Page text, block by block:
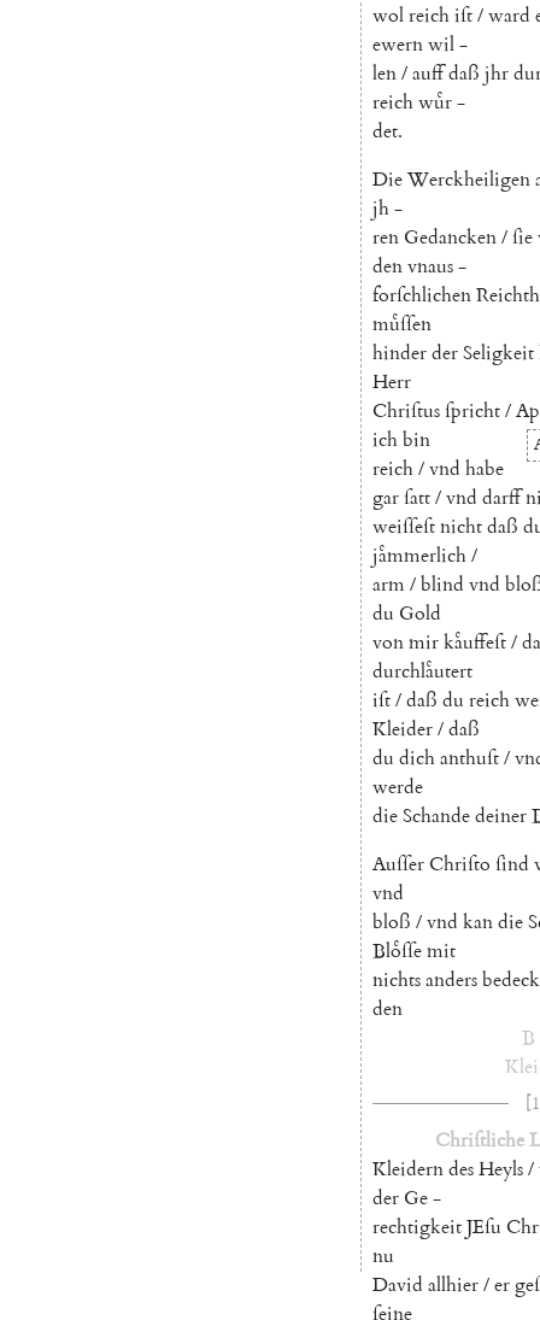
wolreichiſt/ward
ewernwil-
len/auffdaß jhr
reichwuͤr-
det.
DieWerckheiligen
jh-
ren Gedancken/ſie
denvnaus-
forſchlichen
muͤſſen
hinderderSeligkeit
Herr
Chriſtusſpricht/
ichbin
reich/vnd habe
garſatt/vnd darff
weiſſeſtnichtdaß
jaͤmmerlich/
arm/blind vnd
du Gold
vonmirkaͤuffeſt/
durchlaͤutert
iſt/daß du reich
Kleider/daß
du dichanthuſt/
werde
dieSchandedeiner
AuſſerChriſto ſind
vnd
bloß /vnd kandie
Bloͤſſemit
nichtsanders
den
B
Chriſtliche
KleiderndesHeyls/
der Ge-
rechtigkeitJEſu
nu
David allhier/er
ſeine